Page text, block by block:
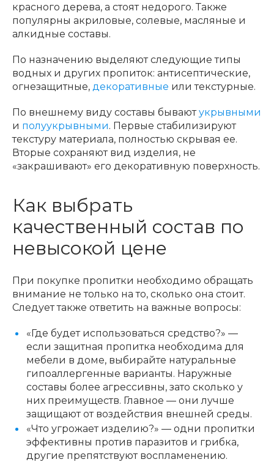
красного дерева, а стоят недорого. Также
популярны акриловые, солевые, масляные и
алкидные составы.
По назначению выделяют следующие типы
водных и других пропиток: антисептические,
огнезащитные, декоративные или текстурные.
По внешнему виду составы бываютукрывными
и полуукрывными. Первые стабилизируют
текстуру материала, полностью скрывая ее.
Вторые сохраняют вид изделия, не
«закрашивают» его декоративную поверхность.
Как выбрать
качественный состав по
невысокой цене
При покупке пропитки необходимо обращать
внимание не только на то, сколько она стоит.
Следует также ответить на важные вопросы:
«Где будет использоваться средство?» —
если защитная пропитка необходима для
мебели в доме, выбирайте натуральные
гипоаллергенные варианты. Наружные
составы более агрессивны, зато сколько у
них преимуществ. Главное — они лучше
защищают от воздействия внешней среды.
«Что угрожает изделию?» — одни пропитки
эффективны против паразитов и грибка,
другие препятствуют воспламенению.